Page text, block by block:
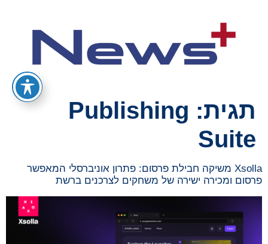
תגית: Publishing
Suite
Xsolla משיקה חבילת פרסום: פתרון אוניברסלי המאפשר
פרסום ומכירה ישירה של משחקים לצרכנים ברשת